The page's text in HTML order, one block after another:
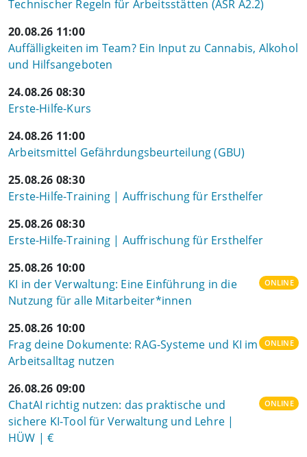
Technischer Regeln für Arbeitsstätten (ASR A2.2)
20.08.26 11:00
Auffälligkeiten im Team? Ein Input zu Cannabis, Alkohol
und Hilfsangeboten
24.08.26 08:30
Erste-Hilfe-Kurs
24.08.26 11:00
Arbeitsmittel Gefährdungsbeurteilung (GBU)
25.08.26 08:30
Erste-Hilfe-Training | Auffrischung für Ersthelfer
25.08.26 08:30
Erste-Hilfe-Training | Auffrischung für Ersthelfer
25.08.26 10:00
KI in der Verwaltung: Eine Einführung in die
Nutzung für alle Mitarbeiter*innen
ONLINE
25.08.26 10:00
Frag deine Dokumente: RAG-Systeme und KI im
Arbeitsalltag nutzen
ONLINE
26.08.26 09:00
ChatAI richtig nutzen: das praktische und
sichere KI-Tool für Verwaltung und Lehre |
HÜW | €
ONLINE